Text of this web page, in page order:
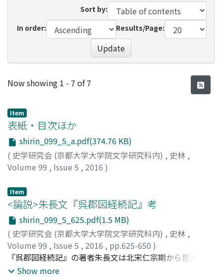
Sort by:
In order:
Results/Page:
Update
Recent Submissions
Now showing 1 - 7 of 7
Item
表紙・目次ほか
shirin_099_5_a.pdf(374.76 KB)
( 史学研究会 (京都大学大学院文学研究科内) , 史林 ,
Volume 99 , Issue 5 , 2016 )
Item
<論説>朱長文『呉郡図経続記』考
shirin_099_5_625.pdf(1.5 MB)
( 史学研究会 (京都大学大学院文学研究科内) , 史林 ,
Volume 99 , Issue 5 , 2016 , pp.625-650 )
稲葉, 一郎;INABA, Ichiro;イナバ, イチロウ
『呉郡図経続記』の著者朱長文は北宋仁宗期から哲宗期を
生きた蘇州人である。父の死後、十六年間、郷里の蘇州の
Show more